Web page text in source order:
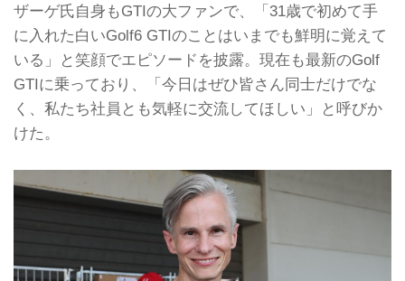
ザーゲ氏自身もGTIの大ファンで、「31歳で初めて手
に入れた白いGolf6 GTIのことはいまでも鮮明に覚えて
いる」と笑顔でエピソードを披露。現在も最新のGolf
GTIに乗っており、「今日はぜひ皆さん同士だけでな
く、私たち社員とも気軽に交流してほしい」と呼びか
けた。